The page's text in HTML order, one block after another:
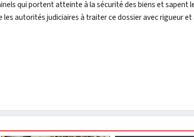
qui portent atteinte à la sécurité des biens et sapent
autorités judiciaires à traiter ce dossier avec rigueur et